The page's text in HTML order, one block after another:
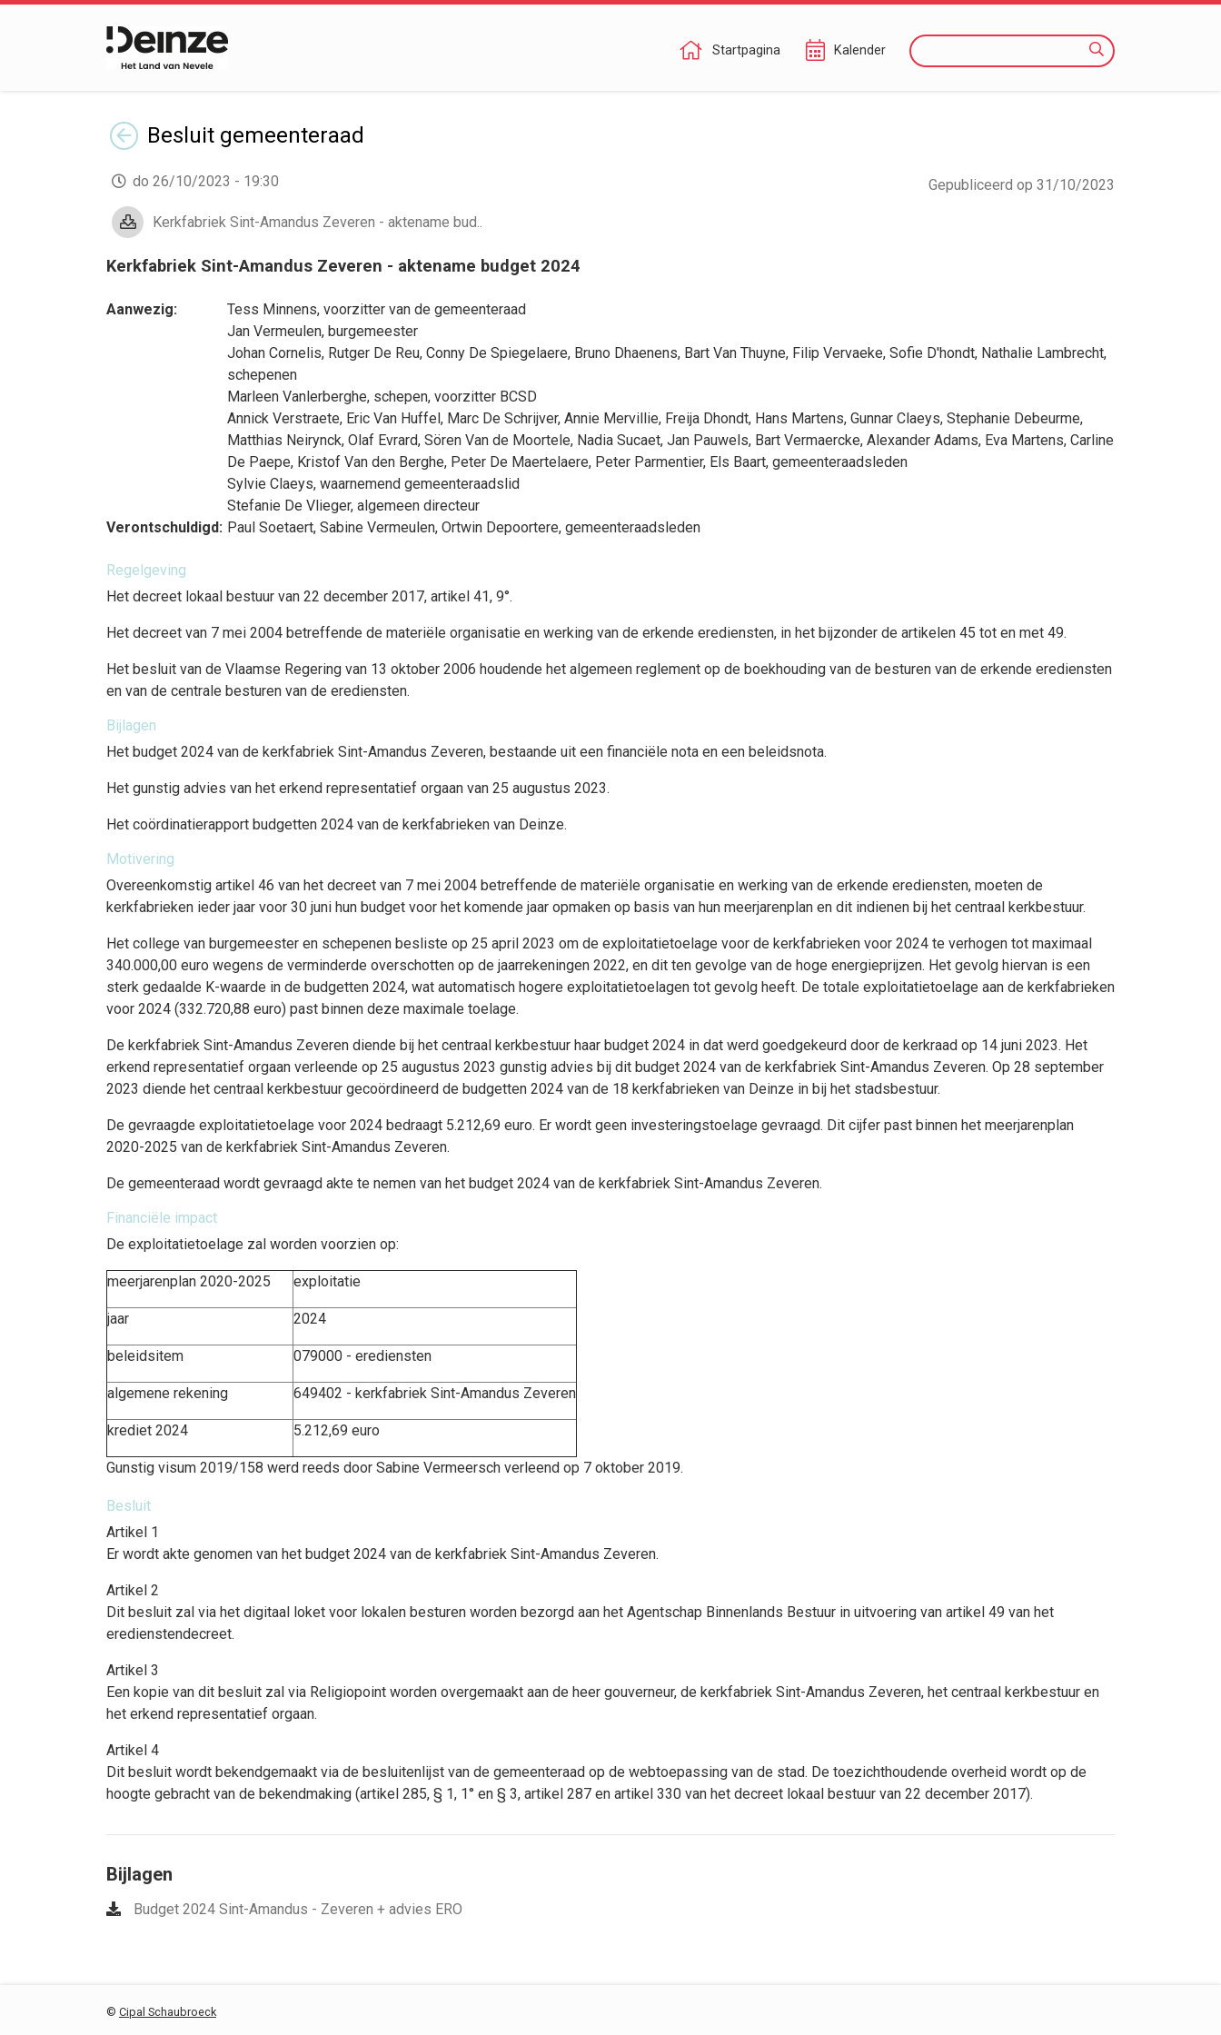
Startpagina Kalender Zoeken
TerugBesluit gemeenteraad
Gepubliceerd op 31/10/2023
do 26/10/2023 - 19:30
Kerkfabriek Sint-Amandus Zeveren - aktename bud..
Kerkfabriek Sint-Amandus Zeveren - aktename budget 2024
Aanwezig: Tess Minnens, voorzitter van de gemeenteraad
Jan Vermeulen, burgemeester
Johan Cornelis, Rutger De Reu, Conny De Spiegelaere, Bruno Dhaenens, Bart Van Thuyne, Filip Vervaeke, Sofie D'hondt, Nathalie Lambrecht,
schepenen
Marleen Vanlerberghe, schepen, voorzitter BCSD
Annick Verstraete, Eric Van Huffel, Marc De Schrijver, Annie Mervillie, Freija Dhondt, Hans Martens, Gunnar Claeys, Stephanie Debeurme,
Matthias Neirynck, Olaf Evrard, Sören Van de Moortele, Nadia Sucaet, Jan Pauwels, Bart Vermaercke, Alexander Adams, Eva Martens, Carline
De Paepe, Kristof Van den Berghe, Peter De Maertelaere, Peter Parmentier, Els Baart, gemeenteraadsleden
Sylvie Claeys, waarnemend gemeenteraadslid
Stefanie De Vlieger, algemeen directeur
Verontschuldigd: Paul Soetaert, Sabine Vermeulen, Ortwin Depoortere, gemeenteraadsleden
Regelgeving
Het decreet lokaal bestuur van 22 december 2017, artikel 41, 9°.
Het decreet van 7 mei 2004 betreffende de materiële organisatie en werking van de erkende erediensten, in het bijzonder de artikelen 45 tot en met 49.
Het besluit van de Vlaamse Regering van 13 oktober 2006 houdende het algemeen reglement op de boekhouding van de besturen van de erkende erediensten
en van de centrale besturen van de erediensten.
Bijlagen
Het budget 2024 van de kerkfabriek Sint-Amandus Zeveren, bestaande uit een financiële nota en een beleidsnota.
Het gunstig advies van het erkend representatief orgaan van 25 augustus 2023.
Het coördinatierapport budgetten 2024 van de kerkfabrieken van Deinze.
Motivering
Overeenkomstig artikel 46 van het decreet van 7 mei 2004 betreffende de materiële organisatie en werking van de erkende erediensten, moeten de
kerkfabrieken ieder jaar voor 30 juni hun budget voor het komende jaar opmaken op basis van hun meerjarenplan en dit indienen bij het centraal kerkbestuur.
Het college van burgemeester en schepenen besliste op 25 april 2023 om de exploitatietoelage voor de kerkfabrieken voor 2024 te verhogen tot maximaal
340.000,00 euro wegens de verminderde overschotten op de jaarrekeningen 2022, en dit ten gevolge van de hoge energieprijzen. Het gevolg hiervan is een
sterk gedaalde K-waarde in de budgetten 2024, wat automatisch hogere exploitatietoelagen tot gevolg heeft. De totale exploitatietoelage aan de kerkfabrieken
voor 2024 (332.720,88 euro) past binnen deze maximale toelage.
De kerkfabriek Sint-Amandus Zeveren diende bij het centraal kerkbestuur haar budget 2024 in dat werd goedgekeurd door de kerkraad op 14 juni 2023. Het
erkend representatief orgaan verleende op 25 augustus 2023 gunstig advies bij dit budget 2024 van de kerkfabriek Sint-Amandus Zeveren. Op 28 september
2023 diende het centraal kerkbestuur gecoördineerd de budgetten 2024 van de 18 kerkfabrieken van Deinze in bij het stadsbestuur.
De gevraagde exploitatietoelage voor 2024 bedraagt 5.212,69 euro. Er wordt geen investeringstoelage gevraagd. Dit cijfer past binnen het meerjarenplan
2020-2025 van de kerkfabriek Sint-Amandus Zeveren.
De gemeenteraad wordt gevraagd akte te nemen van het budget 2024 van de kerkfabriek Sint-Amandus Zeveren.
Financiële impact
De exploitatietoelage zal worden voorzien op:
meerjarenplan 2020-2025 exploitatie
jaar 2024
beleidsitem 079000 - erediensten
algemene rekening 649402 - kerkfabriek Sint-Amandus Zeveren
krediet 2024 5.212,69 euro
Gunstig visum 2019/158 werd reeds door Sabine Vermeersch verleend op 7 oktober 2019.
Besluit
Artikel 1
Er wordt akte genomen van het budget 2024 van de kerkfabriek Sint-Amandus Zeveren.
Artikel 2
Dit besluit zal via het digitaal loket voor lokalen besturen worden bezorgd aan het Agentschap Binnenlands Bestuur in uitvoering van artikel 49 van het
eredienstendecreet.
Artikel 3
Een kopie van dit besluit zal via Religiopoint worden overgemaakt aan de heer gouverneur, de kerkfabriek Sint-Amandus Zeveren, het centraal kerkbestuur en
het erkend representatief orgaan.
Artikel 4
Dit besluit wordt bekendgemaakt via de besluitenlijst van de gemeenteraad op de webtoepassing van de stad. De toezichthoudende overheid wordt op de
hoogte gebracht van de bekendmaking (artikel 285, § 1, 1° en § 3, artikel 287 en artikel 330 van het decreet lokaal bestuur van 22 december 2017).
Bijlagen
Budget 2024 Sint-Amandus - Zeveren + advies ERO
© Cipal Schaubroeck